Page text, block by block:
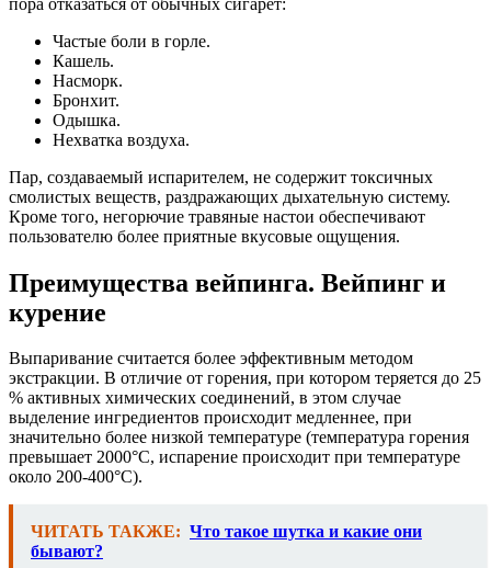
Частые боли в горле.
Кашель.
Насморк.
Бронхит.
Одышка.
Нехватка воздуха.
Пар, создаваемый испарителем, не содержит токсичных
смолистых веществ, раздражающих дыхательную систему.
Кроме того, негорючие травяные настои обеспечивают
пользователю более приятные вкусовые ощущения.
Преимущества вейпинга. Вейпинг и
курение
Выпаривание считается более эффективным методом
экстракции. В отличие от горения, при котором теряется до 25
% активных химических соединений, в этом случае
выделение ингредиентов происходит медленнее, при
значительно более низкой температуре (температура горения
превышает 2000°С, испарение происходит при температуре
около 200-400°С).
ЧИТАТЬ ТАКЖЕ: Что такое шутка и какие они
бывают?